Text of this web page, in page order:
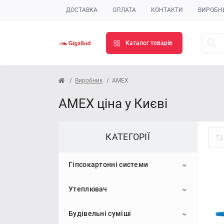
ДОСТАВКА ОПЛАТА КОНТАКТИ
Каталог товарів
Виробник AMEX
AMEX ціна у Києві
КАТЕГОРІЇ
Гіпсокартонні системи
Гіпсокартон
Стельовий гіпсокартон
Профіль для гіпсокартону
Утеплювач
Пінопласт
Будівельні суміші